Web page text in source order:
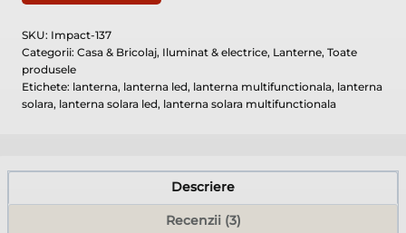
SKU: Impact-137
Categorii: Casa & Bricolaj, Iluminat & electrice, Lanterne, Toate
produsele
Etichete: lanterna, lanterna led, lanterna multifunctionala, lanterna
solara, lanterna solara led, lanterna solara multifunctionala
Descriere
Recenzii (3)